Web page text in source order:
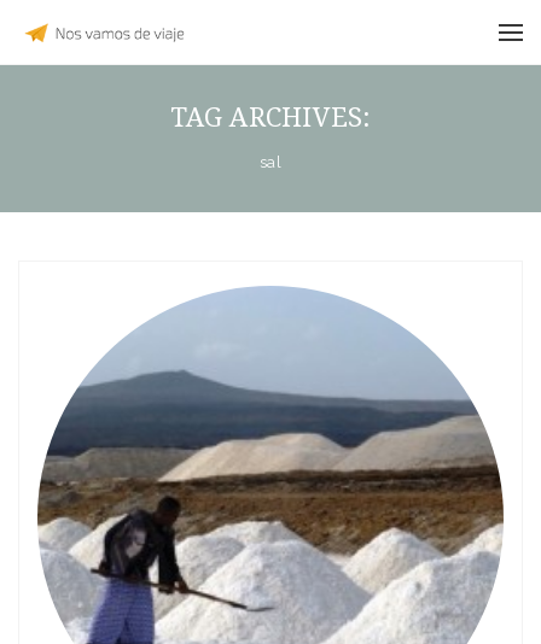
TAG ARCHIVES:
sal